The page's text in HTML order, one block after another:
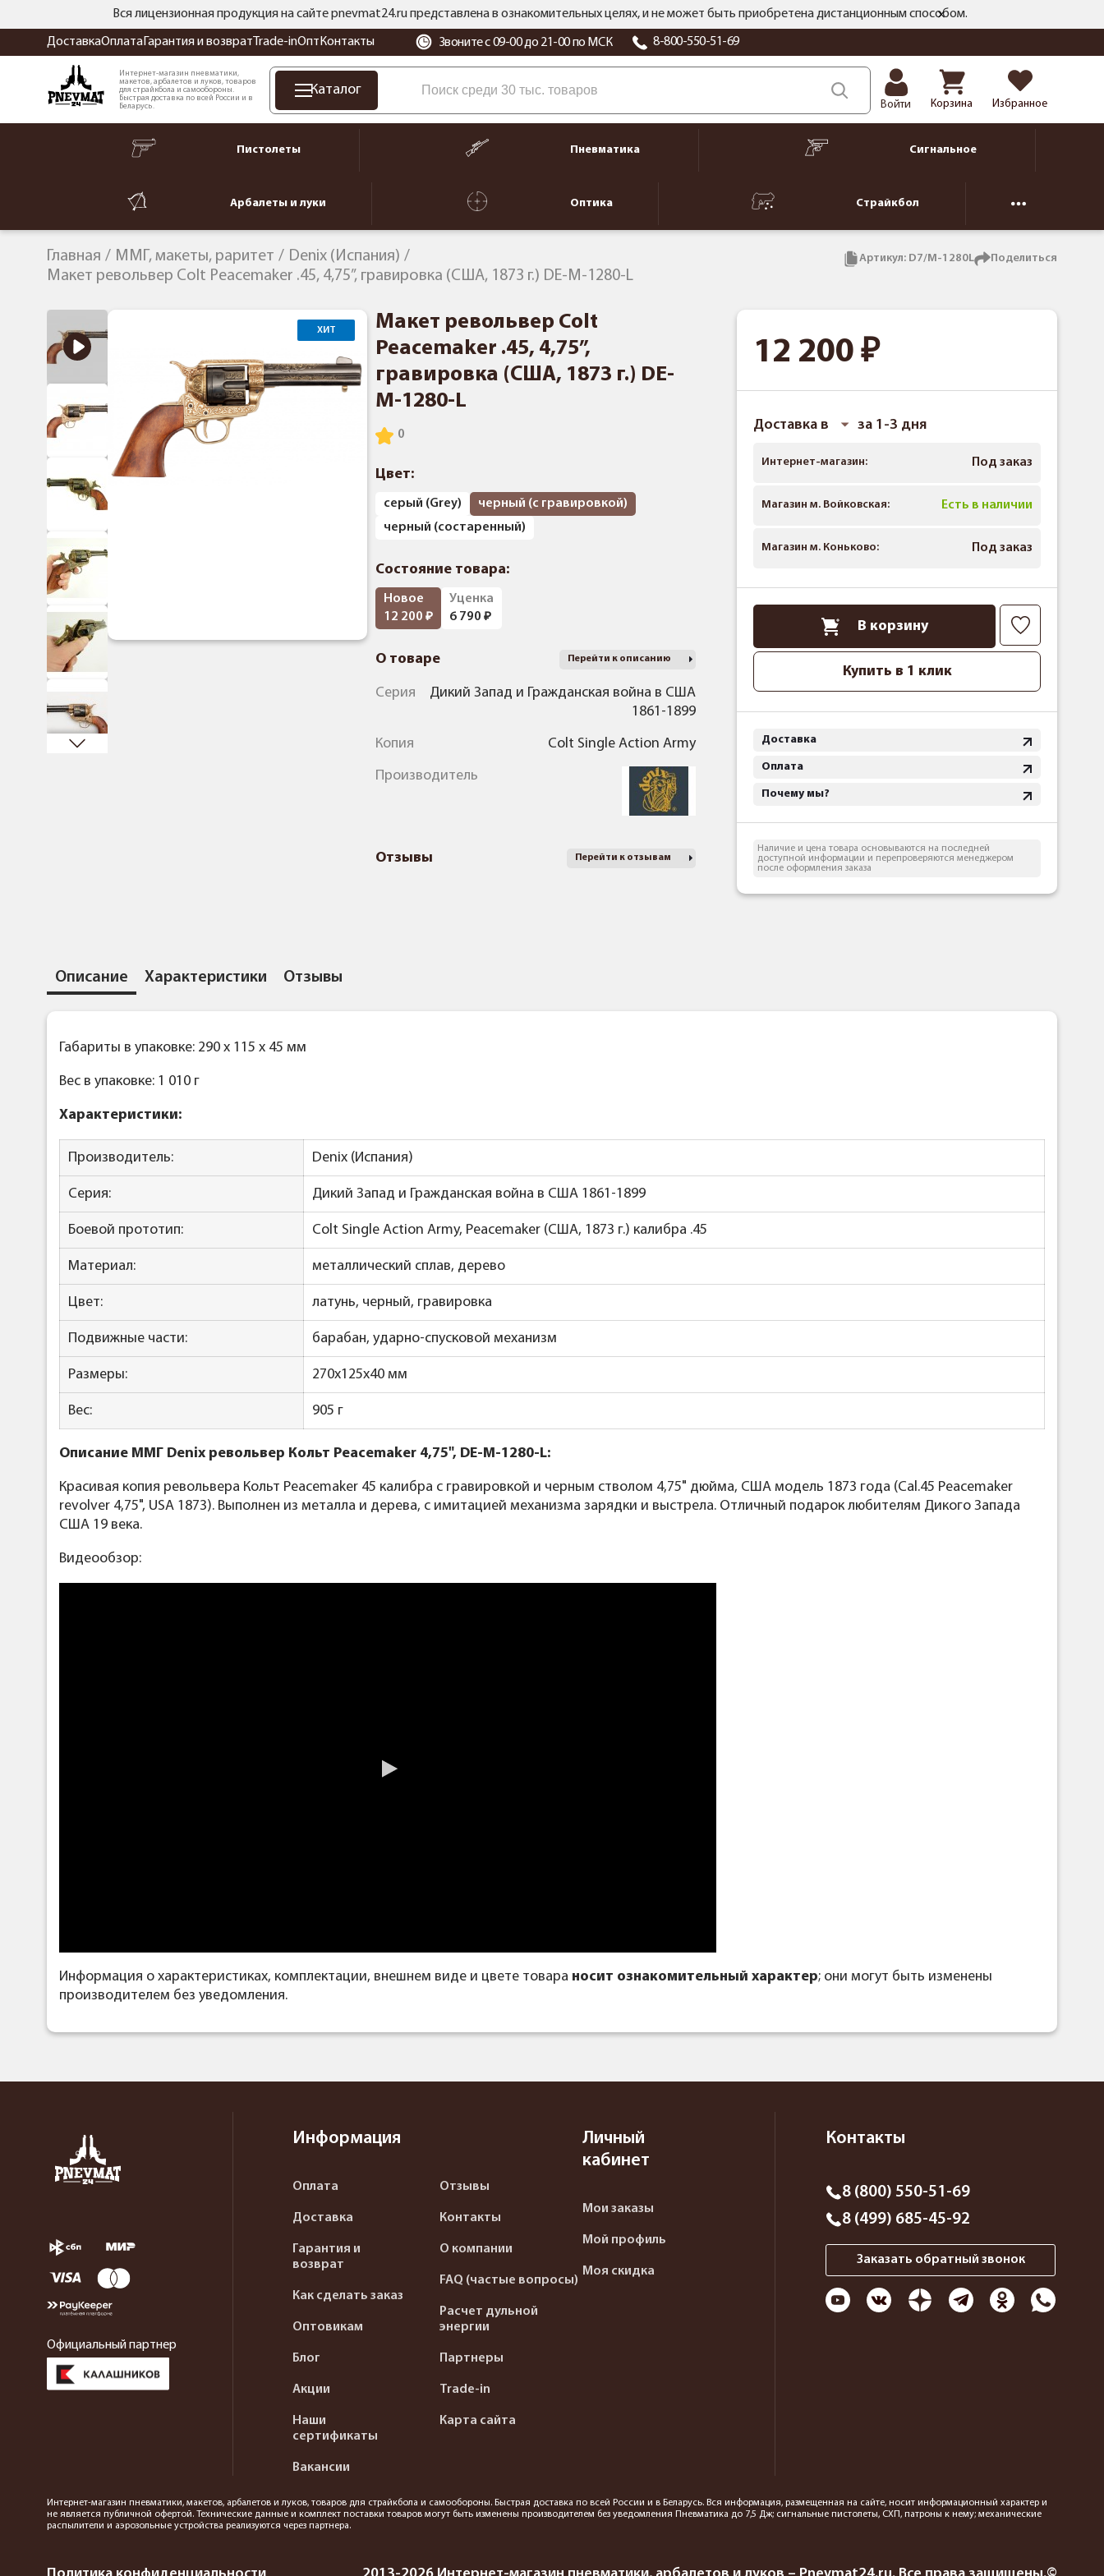
Вся лицензионная продукция на сайте pnevmat24.ru представлена в ознакомительных целях, и не может быть приобретена дистанционным способом.
ДоставкаОплата Гарантия и возврат Trade-inОпт Контакты Звоните с 09-00 до 21-00 по МСК 8-800-550-51-69
Интернет-магазин пневматики,
макетов, арбалетов и луков, товаров
для страйкбола и самообороны.
Быстрая доставка по всей России и в
Беларусь.
Каталог
Войти Корзина Избранное
Пистолеты Пневматика Сигнальное
Арбалеты и луки Оптика Страйкбол
Главная ММГ, макеты, раритет
Denix (Испания)
Макет револьвер Colt Peacemaker .45, 4,75”, гравировка (США, 1873 г.) DE-M-1280-L
Артикул: D7/M-1280L Поделиться
ХИТ
Макет револьвер Colt
Peacemaker .45, 4,75”,
гравировка (США, 1873 г.) DE-
M-1280-L
Цвет:
серый (Grey)
черный (с гравировкой)
черный (состаренный)
Состояние товара:
Новое
12 200
Уценка
6 790
О товаре Перейти к описанию
Серия
Дикий Запад и Гражданская война в США
1861-1899
Копия Colt Single Action Army
Производитель
Отзывы Перейти к отзывам
12 200
Доставка в за 1-3 дня
Интернет-магазин: Под заказ
Магазин м. Войковская: Есть в наличии
Магазин м. Коньково: Под заказ
В корзину
Купить в 1 клик
Доставка
Оплата
Почему мы?
Наличие и цена товара основываются на последней
доступной информации и перепроверяются менеджером
после оформления заказа
Описание Характеристики Отзывы
Габариты в упаковке: 290 x 115 x 45 мм
Вес в упаковке: 1 010 г
Характеристики:
Производитель: Denix (Испания)
Серия: Дикий Запад и Гражданская война в США 1861-1899
Боевой прототип: Colt Single Action Army, Peacemaker (США, 1873 г.) калибра .45
Материал: металлический сплав, дерево
Цвет: латунь, черный, гравировка
Подвижные части: барабан, ударно-спусковой механизм
Размеры: 270х125х40 мм
Вес: 905 г
Описание ММГ Denix револьвер Кольт Peacemaker 4,75", DE-M-1280-L:
Красивая копия револьвера Кольт Peacemaker 45 калибра с гравировкой и черным стволом 4,75" дюйма, США модель 1873 года (Cal.45 Peacemaker
revolver 4,75", USA 1873). Выполнен из металла и дерева, с имитацией механизма зарядки и выстрела. Отличный подарок любителям Дикого Запада
США 19 века.
Видеообзор:
Информация о характеристиках, комплектации, внешнем виде и цвете товара носит ознакомительный характер; они могут быть изменены
производителем без уведомления.
Официальный партнер
Информация
Оплата
Доставка
Гарантия и
возврат
Как сделать заказ
Оптовикам
Блог
Акции
Наши
сертификаты
Вакансии
Отзывы
Контакты
О компании
FAQ (частые вопросы)
Расчет дульной
энергии
Партнеры
Trade-in
Карта сайта
Личный
кабинет
Мои заказы
Мой профиль
Моя скидка
Контакты
8 (800) 550-51-69
8 (499) 685-45-92
Заказать обратный звонок
Интернет-магазин пневматики, макетов, арбалетов и луков, товаров для страйкбола и самообороны. Быстрая доставка по всей России и в Беларусь. Вся информация, размещенная на сайте, носит информационный характер и
не является публичной офертой. Технические данные и комплект поставки товаров могут быть изменены производителем без уведомления Пневматика до 7,5 Дж; сигнальные пистолеты, СХП, патроны к нему; механические
распылители и аэрозольные устройства реализуются через партнера.